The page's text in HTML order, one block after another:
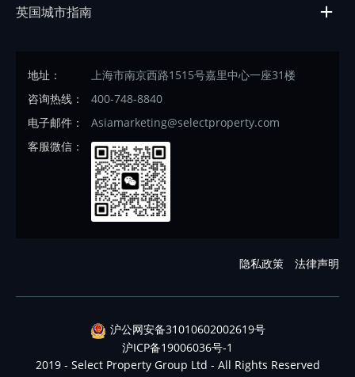
英国城市指南
地址：
上海市南京西路1515号嘉里中心一座31楼
咨询热线：
400-748-8840
电子邮件：
Asiamarketing@selectproperty.com
客服微信：
隐私政策 法律声明
沪公网安备31010602002619号
沪ICP备19006036号-1
2019 - Select Property Group Ltd - All Rights Reserved